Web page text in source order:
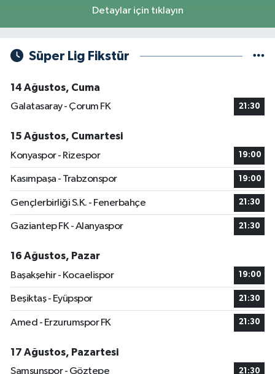
Detaylar için tıklayın
Süper Lig Fikstür
14 Ağustos, Cuma
Galatasaray - Çorum FK
21:30
15 Ağustos, Cumartesi
Konyaspor - Rizespor
19:00
Kasımpaşa - Trabzonspor 19:00
Gençlerbirliği S.K. - Fenerbahçe 21:30
Gaziantep FK - Alanyaspor 21:30
16 Ağustos, Pazar
Başakşehir - Kocaelispor
19:00
Beşiktaş - Eyüpspor 21:30
Amed - Erzurumspor FK 21:30
17 Ağustos, Pazartesi
Samsunspor - Göztepe
21:30